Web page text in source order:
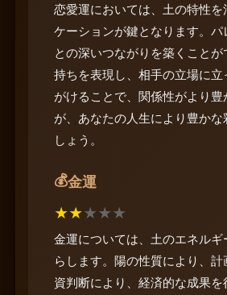
恋愛運においては、土の特性
ケーションが鍵となります。
との深いつながりを築くこと
持ちを表現し、相手の立場に
がけることで、関係性がより
が、あなたの人生により豊か
しょう。
💰金運
★★★★★
金運については、土のエネル
らします。陽の性質により、
資判断により、経済的な成果